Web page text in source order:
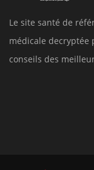
Le site santé de
médicale decryptée
conseils des